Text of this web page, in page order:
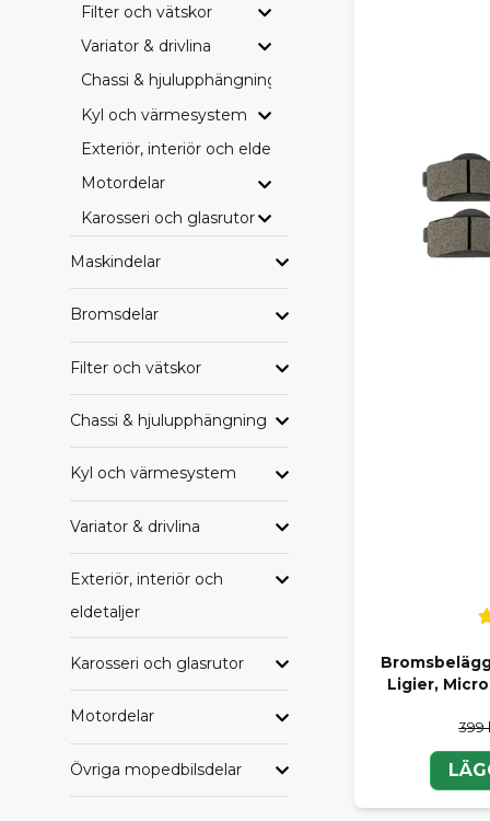
Filter och vätskor
Variator & drivlina
Chassi & hjulupphängning
Kyl och värmesystem
Exteriör, interiör och eldetaljer
Motordelar
Karosseri och glasrutor
Maskindelar
Bromsdelar
Filter och vätskor
Chassi & hjulupphängning
Kyl och värmesystem
Variator & drivlina
Exteriör, interiör och
eldetaljer
Karosseri och glasrutor
Motordelar
Övriga mopedbilsdelar
Perfekt för
SCP,
Hos oss är
budget
SCP –
SCP får
Behöver
Ligier,
399